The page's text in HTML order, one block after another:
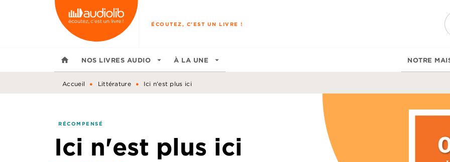
MENU RECHERCHE
ÉCOUTEZ, C'EST UN LIVRE !
home NOS LIVRES AUDIO arrow_drop_down À LA UNE arrow_drop_down NOTRE
Accueil • Littérature • Ici n'est plus ici
RÉCOMPENSÉ
Ici n'est plus ici